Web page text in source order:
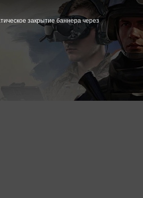
закрытие баннера через